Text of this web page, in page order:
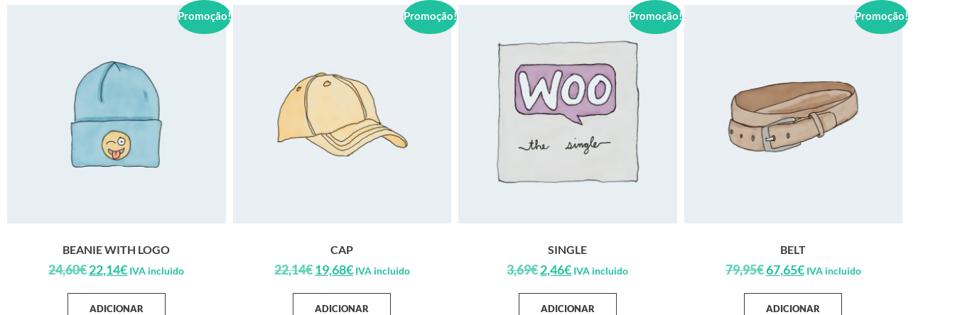
Promoção!
BEANIE WITH LOGO
24,60€22,14€ IVA incluido
ADICIONAR
Promoção!
CAP
22,14€19,68€ IVA incluido
ADICIONAR
Promoção!
SINGLE
3,69€2,46€ IVA incluido
ADICIONAR
Promoção!
BELT
79,95€67,65€ IVA incluido
ADICIONAR